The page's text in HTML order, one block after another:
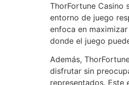
ThorFortune Casino
entorno de juego
enfoca en
donde el juego
Además,
disfrutar sin
representados. Este